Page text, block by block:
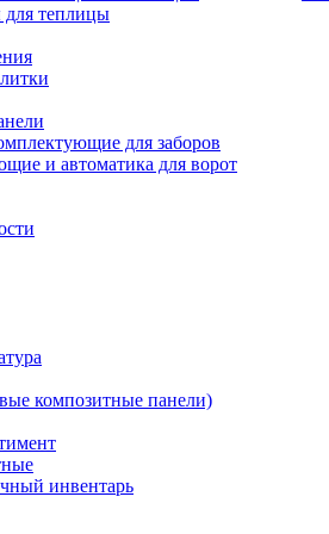
для теплицы
для заборов
и автоматика для ворот
композитные панели)
инвентарь